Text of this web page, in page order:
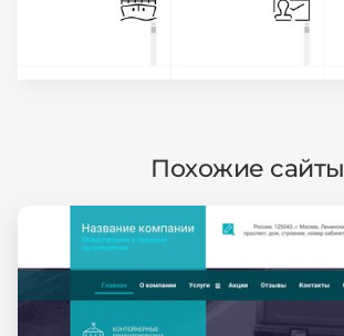
Похожие сайты